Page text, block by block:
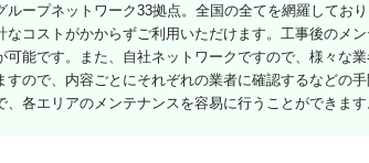
ループネットワーク33拠点。全国の全てを網羅してお
なコストがかからずご利用いただけます。工事後のメ
可能です。また、自社ネットワークですので、様々な
すので、内容ごとにそれぞれの業者に確認するなどの
、各エリアのメンテナンスを容易に行うことができます